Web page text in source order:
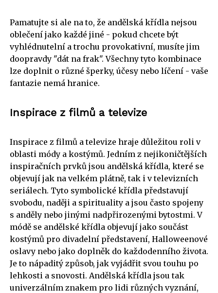
Pamatujte si ale na to, že andělská křídla nejsou
oblečení jako každé jiné - pokud chcete být
vyhlédnutelní a trochu provokativní, musíte jim
doopravdy "dát na frak". Všechny tyto kombinace
lze doplnit o různé šperky, účesy nebo líčení - vaše
fantazie nemá hranice.
Inspirace z filmů a televize
Inspirace z filmů a televize hraje důležitou roli v
oblasti módy a kostýmů. Jedním z nejikoničtějších
inspiračních prvků jsou andělská křídla, které se
objevují jak na velkém plátně, tak i v televizních
seriálech. Tyto symbolické křídla představují
svobodu, naději a spirituality a jsou často spojeny
s anděly nebo jinými nadpřirozenými bytostmi. V
módě se andělské křídla objevují jako součást
kostýmů pro divadelní představení, Halloweenové
oslavy nebo jako doplněk do každodenního života.
Je to nápaditý způsob, jak vyjádřit svou touhu po
lehkosti a snovosti. Andělská křídla jsou tak
univerzálním znakem pro lidi různých vyznání,